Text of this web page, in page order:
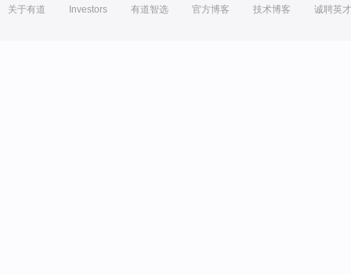
关于有道 Investors 有道智选 官方博客 技术博客 诚聘英才